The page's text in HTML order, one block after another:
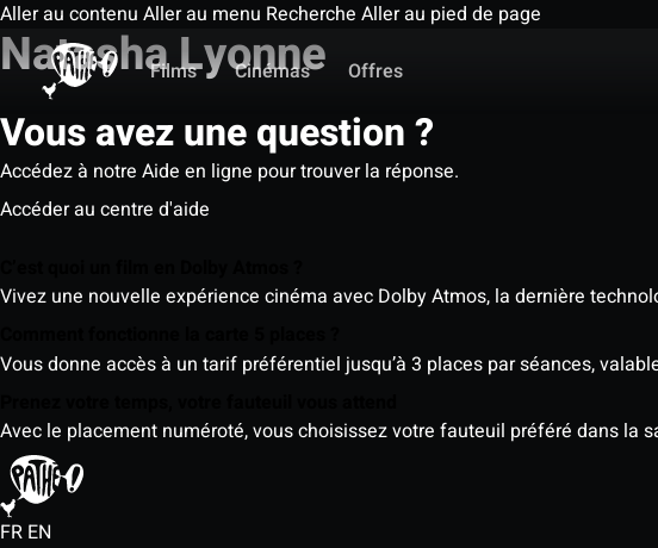
Aller au contenu Aller au menu Recherche Aller au pied de page
Films
Cinémas Offres
Natasha Lyonne
Vous avez une question ?
Accédez à notre Aide en ligne pour trouver la réponse.
Accéder au centre d'aide
Vivez une nouvelle expérience cinéma avec Dolby Atmos, la dernière
Vous donne accès à un tarif préférentiel jusqu’à 3 places par séances,
Avec le placement numéroté, vous choisissez votre fauteuil préféré dans la
FR EN